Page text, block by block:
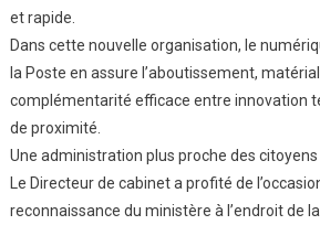
et rapide.
Dans cette nouvelle organisation, le
la Poste en assure l’aboutissement,
complémentarité efficace entre innovation
de proximité.
Une administration plus proche des citoyens
Le Directeur de cabinet a profité de
reconnaissance du ministère à l’endroit de